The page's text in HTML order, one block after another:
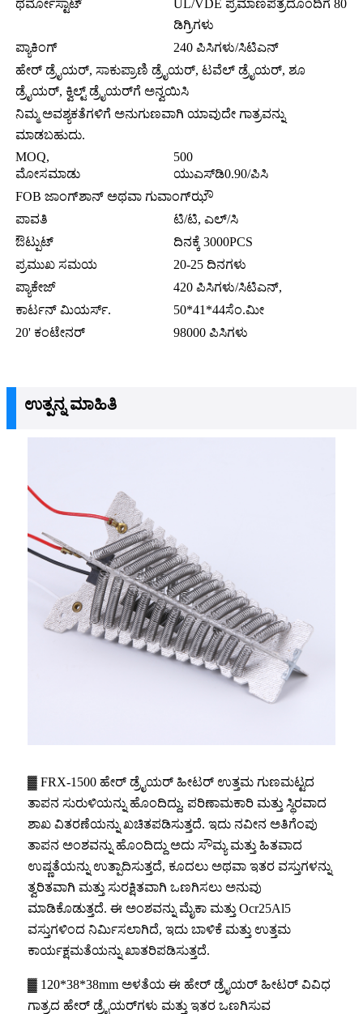
ಥರ್ಮೋಸ್ಟಾಟ್
UL/VDE ಪ್ರಮಾಣಪತ್ರದೊಂದಿಗೆ 80
ಡಿಗ್ರಿಗಳು
ಪ್ಯಾಕಿಂಗ್
240 ಪಿಸಿಗಳು/ಸಿಟಿಎನ್
ಹೇರ್ ಡ್ರೈಯರ್, ಸಾಕುಪ್ರಾಣಿ ಡ್ರೈಯರ್, ಟವೆಲ್ ಡ್ರೈಯರ್, ಶೂ
ಡ್ರೈಯರ್, ಕ್ವಿಲ್ಟ್ ಡ್ರೈಯರ್‌ಗೆ ಅನ್ವಯಿಸಿ
ನಿಮ್ಮ ಅವಶ್ಯಕತೆಗಳಿಗೆ ಅನುಗುಣವಾಗಿ ಯಾವುದೇ ಗಾತ್ರವನ್ನು
ಮಾಡಬಹುದು.
MOQ,
500
ಮೋಸಮಾಡು
ಯುಎಸ್‌ಡಿ0.90/ಪಿಸಿ
FOB ಜಾಂಗ್‌ಶಾನ್ ಅಥವಾ ಗುವಾಂಗ್‌ಝೌ
ಪಾವತಿ
ಟಿ/ಟಿ, ಎಲ್/ಸಿ
ಔಟ್ಪುಟ್
ದಿನಕ್ಕೆ 3000PCS
ಪ್ರಮುಖ ಸಮಯ
20-25 ದಿನಗಳು
ಪ್ಯಾಕೇಜ್
420 ಪಿಸಿಗಳು/ಸಿಟಿಎನ್,
ಕಾರ್ಟನ್ ಮಿಯರ್ಸ್.
50*41*44ಸೆಂ.ಮೀ
20' ಕಂಟೇನರ್
98000 ಪಿಸಿಗಳು
ಉತ್ಪನ್ನ ಮಾಹಿತಿ
▓ FRX-1500 ಹೇರ್ ಡ್ರೈಯರ್ ಹೀಟರ್ ಉತ್ತಮ ಗುಣಮಟ್ಟದ
ತಾಪನ ಸುರುಳಿಯನ್ನು ಹೊಂದಿದ್ದು, ಪರಿಣಾಮಕಾರಿ ಮತ್ತು ಸ್ಥಿರವಾದ
ಶಾಖ ವಿತರಣೆಯನ್ನು ಖಚಿತಪಡಿಸುತ್ತದೆ. ಇದು ನವೀನ ಅತಿಗೆಂಪು
ತಾಪನ ಅಂಶವನ್ನು ಹೊಂದಿದ್ದು ಅದು ಸೌಮ್ಯ ಮತ್ತು ಹಿತವಾದ
ಉಷ್ಣತೆಯನ್ನು ಉತ್ಪಾದಿಸುತ್ತದೆ, ಕೂದಲು ಅಥವಾ ಇತರ ವಸ್ತುಗಳನ್ನು
ತ್ವರಿತವಾಗಿ ಮತ್ತು ಸುರಕ್ಷಿತವಾಗಿ ಒಣಗಿಸಲು ಅನುವು
ಮಾಡಿಕೊಡುತ್ತದೆ. ಈ ಅಂಶವನ್ನು ಮೈಕಾ ಮತ್ತು Ocr25Al5
ವಸ್ತುಗಳಿಂದ ನಿರ್ಮಿಸಲಾಗಿದೆ, ಇದು ಬಾಳಿಕೆ ಮತ್ತು ಉತ್ತಮ
ಕಾರ್ಯಕ್ಷಮತೆಯನ್ನು ಖಾತರಿಪಡಿಸುತ್ತದೆ.
▓ 120*38*38mm ಅಳತೆಯ ಈ ಹೇರ್ ಡ್ರೈಯರ್ ಹೀಟರ್ ವಿವಿಧ
ಗಾತ್ರದ ಹೇರ್ ಡ್ರೈಯರ್‌ಗಳು ಮತ್ತು ಇತರ ಒಣಗಿಸುವ